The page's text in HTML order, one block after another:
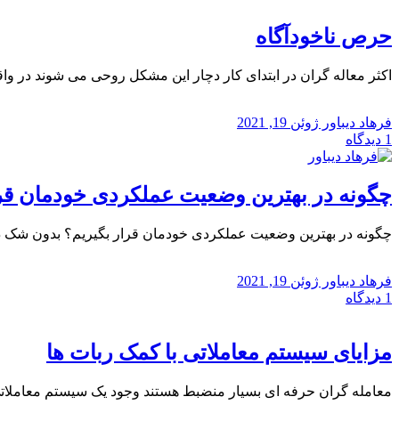
حرص ناخودآگاه
اکثر معاله گران در ابتدای کار دچار این مشکل روحی می شوند در
فرهاد دیباور ژوئن 19, 2021
1 دیدگاه
چگونه در بهترین وضعیت عملکردی خودمان
چگونه در بهترین وضعیت عملکردی خودمان قرار بگیریم؟ بدون
فرهاد دیباور ژوئن 19, 2021
1 دیدگاه
مزایای سیستم معاملاتی با کمک ربات ها
معامله گران حرفه ای بسیار منضبط هستند وجود یک سیستم